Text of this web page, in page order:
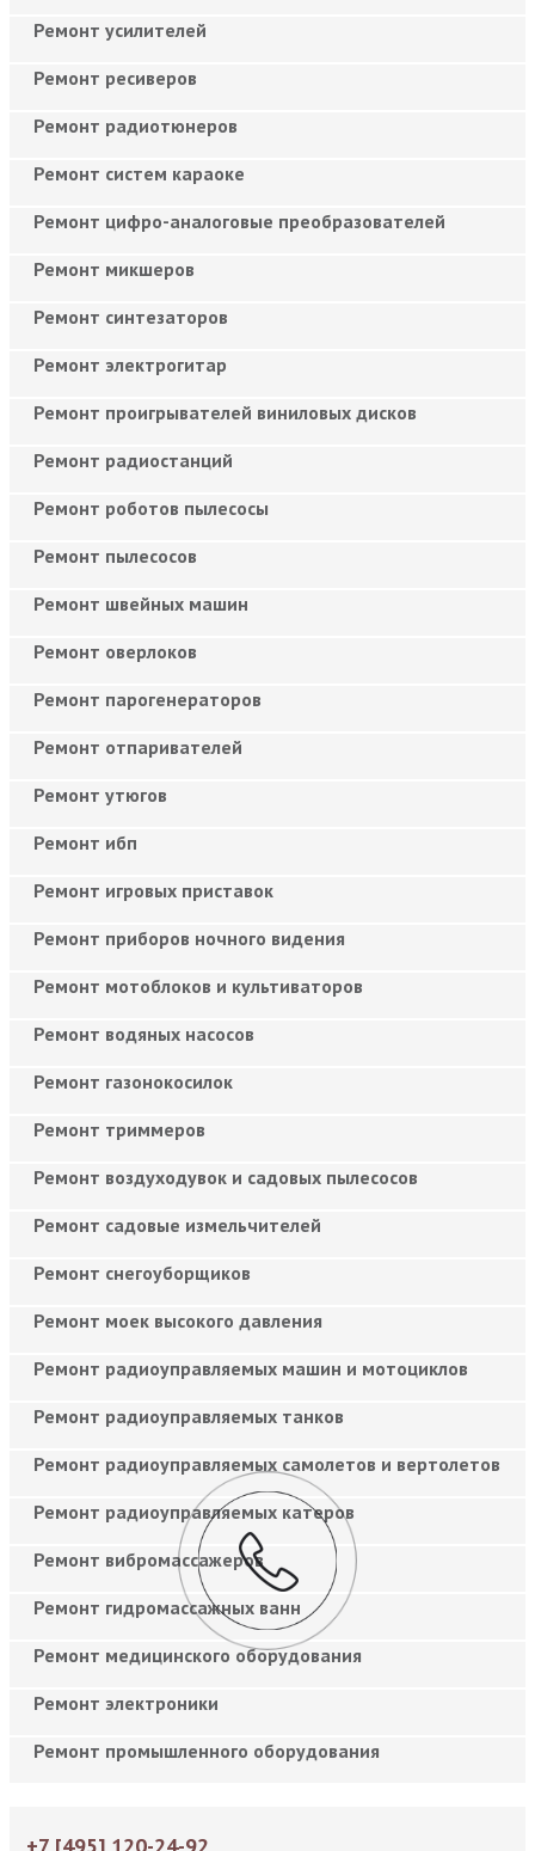
Ремонт усилителей
Ремонт ресиверов
Ремонт радиотюнеров
Ремонт систем караоке
Ремонт цифро-аналоговые преобразователей
Ремонт микшеров
Ремонт синтезаторов
Ремонт электрогитар
Ремонт проигрывателей виниловых дисков
Ремонт радиостанций
Ремонт роботов пылесосы
Ремонт пылесосов
Ремонт швейных машин
Ремонт оверлоков
Ремонт парогенераторов
Ремонт отпаривателей
Ремонт утюгов
Ремонт ибп
Ремонт игровых приставок
Ремонт приборов ночного видения
Ремонт мотоблоков и культиваторов
Ремонт водяных насосов
Ремонт газонокосилок
Ремонт триммеров
Ремонт воздуходувок и садовых пылесосов
Ремонт садовые измельчителей
Ремонт снегоуборщиков
Ремонт моек высокого давления
Ремонт радиоуправляемых машин и мотоциклов
Ремонт радиоуправляемых танков
Ремонт радиоуправляемых самолетов и вертолетов
Ремонт радиоуправляемых катеров
Ремонт вибромассажеров
Ремонт гидромассажных ванн
Ремонт медицинского оборудования
Ремонт электроники
Ремонт промышленного оборудования